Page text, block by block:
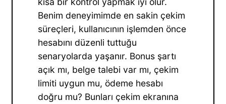
Benim deneyimimde en sakin çekim
süreçleri, kullanıcının işlemden önce
hesabını düzenli tuttuğu
senaryolarda yaşanır. Bonus şartı
açık mı, belge talebi var mı, çekim
limiti uygun mu, ödeme hesabı
doğru mu? Bunları çekim ekranına